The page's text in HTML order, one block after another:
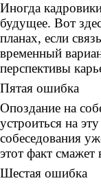
Иногда
будущее. Вот
планах, если
временный
перспективы
Пятая ошибка
Опоздание на
устроиться на
собеседования
этот факт смажет
Шестая ошибка